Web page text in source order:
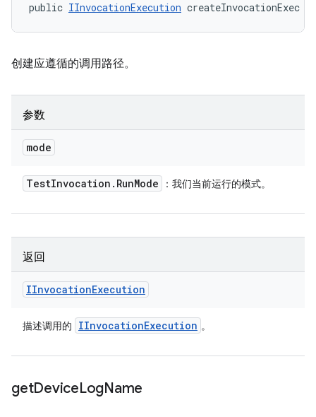
public IInvocationExecution createInvocationExec (
创建应遵循的调用路径。
参数
mode
TestInvocation . RunMode ：我们当前运行的模式。
返回
IInvocationExecution
描述调用的 IInvocationExecution 。
getDeviceLogName